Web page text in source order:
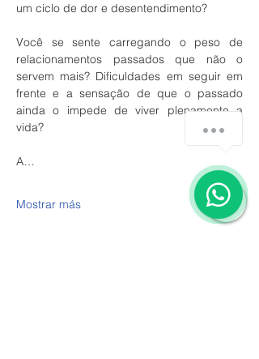
um ciclo de dor e desentendimento?
Você se sente carregando o peso de
relacionamentos passados que não o
servem mais? Dificuldades em seguir em
frente e a sensação de que o passado
ainda o impede de viver plenamente a
vida?
A…
Mostrar más